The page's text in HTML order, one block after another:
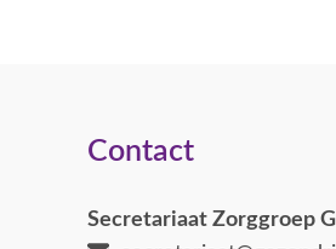
Contact
Secretariaat Zorggroep